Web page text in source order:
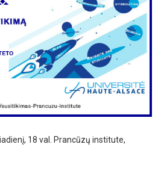
18 val. Prancūzų institute,